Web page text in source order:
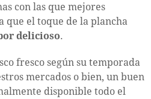
con las que mejores
que el toque de la plancha
delicioso.
fresco según su temporada
mercados o bien, un buen
disponible todo el